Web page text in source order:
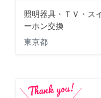
照明器具・ＴＶ・ス
ーホン交換
東京都